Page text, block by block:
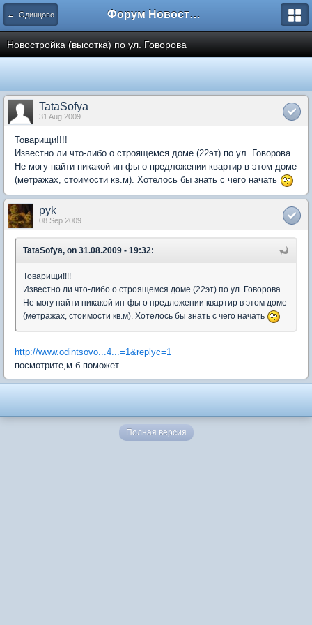
← Одинцово Форум Новостройки
Новостройка (высотка) по ул. Говорова
TataSofya
31 Aug 2009
Товарищи!!!!
Известно ли что-либо о строящемся доме (22эт) по ул. Говорова.
Не могу найти никакой ин-фы о предложении квартир в этом доме
(метражах, стоимости кв.м). Хотелось бы знать с чего начать
pyk
08 Sep 2009
TataSofya, on 31.08.2009 - 19:32:
Товарищи!!!!
Известно ли что-либо о строящемся доме (22эт) по ул. Говорова.
Не могу найти никакой ин-фы о предложении квартир в этом доме
(метражах, стоимости кв.м). Хотелось бы знать с чего начать
http://www.odintsovo...4...=1&replyc=1
посмотрите,м.б поможет
Полная версия